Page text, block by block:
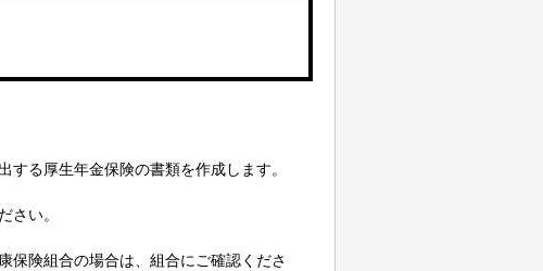
る厚生年金保険の書類を作成します。
さい。
険組合の場合は、組合にご確認くださ